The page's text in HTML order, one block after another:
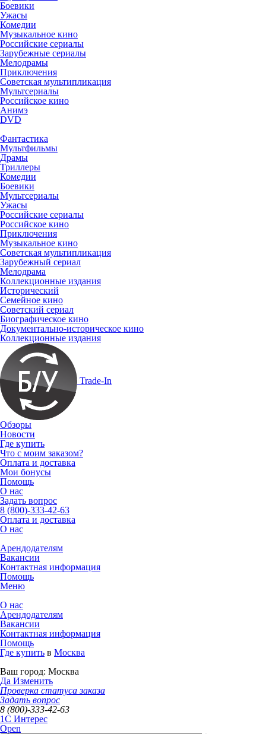
Боевики
Ужасы
Комедии
Музыкальное кино
Российские сериалы
Зарубежные сериалы
Мелодрамы
Приключения
Советская мультипликация
Мультсериалы
Российское кино
Анимэ
DVD
Фантастика
Мультфильмы
Драмы
Триллеры
Комедии
Боевики
Мультсериалы
Ужасы
Российские сериалы
Российское кино
Приключения
Музыкальное кино
Советская мультипликация
Зарубежный сериал
Мелодрама
Коллекционные издания
Исторический
Семейное кино
Советский сериал
Биографическое кино
Документально-историческое кино
Коллекционные издания
Trade-In
Обзоры
Новости
Где купить
Что с моим заказом?
Оплата и доставка
Мои бонусы
Помощь
О нас
Задать вопрос
8 (800)-333-42-63
Оплата и доставка
О нас
Арендодателям
Вакансии
Контактная информация
Помощь
Меню
О нас
Арендодателям
Вакансии
Контактная информация
Помощь
Где купить в Москва
Ваш город: Москва
Да Изменить
Проверка статуса заказа
Задать вопрос
8 (800)-333-42-63
1C Интерес
Open